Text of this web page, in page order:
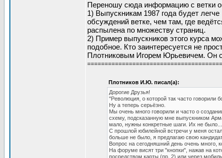
Переношу сюда информацию с ветки
1) Выпускникам 1987 года будет
обсуждений ветке, чем там, где
распылена по множеству страниц.
2) Пример выпускников этого курса
подобное. Кто заинтересуется не
Плотниковым Игорем Юрьевичем. Он
Плотников И.Ю. писал(а):
Дорогие Друзья!
"Революция, о которой так часто говорили
Ну а теперь серьёзно.
Мы очень много говорили и часто о
схему, подсказанную мне выпускником
мало, нужны конкретные шаги. Их не было...
С прошлой юбилейной встречи у меня
больше не было, я предлагаю свою
Вопрос на сегодняшний день очень много,
На форуме висят три "кнопки", нажав на
посредством карты (пр. 2) или через